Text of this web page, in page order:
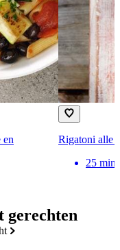
gerechten
en
Rigatoni alle
25 min